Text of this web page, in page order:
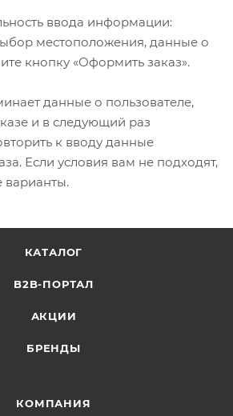
ввода информации:
местоположения, данные о
кнопку «Оформить заказ».
данные о пользователе,
и в следующий раз
к вводу данные
Если условия вам не подходят,
варианты.
КАТАЛОГ
B2B-ПОРТАЛ
АКЦИИ
БРЕНДЫ
КОМПАНИЯ